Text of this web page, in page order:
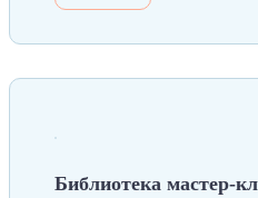
Библиотека мастер-